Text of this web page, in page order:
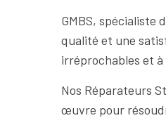
GMBS,
qualité et une
irréprochables et
Nos Réparateurs
œuvre pour